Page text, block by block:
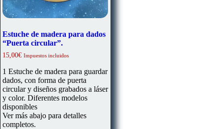
Estuche de madera para dados
“Puerta circular”.
15,00€ Impuestos incluidos
1 Estuche de madera para guardar
dados, con forma de puerta
circular y diseños grabados a láser
y color. Diferentes modelos
disponibles
Ver más abajo para detalles
completos.